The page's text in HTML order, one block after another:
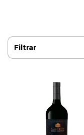
Filtrar